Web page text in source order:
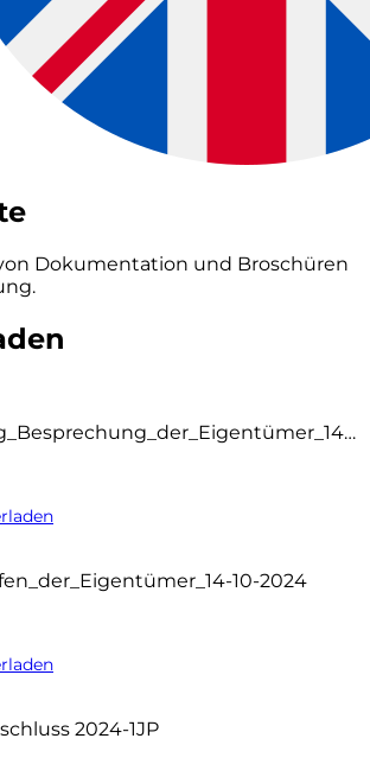
Dokumentation und Broschüren
2. Tagesordnung_Besprechung_der_Eigentümer_14-10-2024
10-2024
2024-1JP